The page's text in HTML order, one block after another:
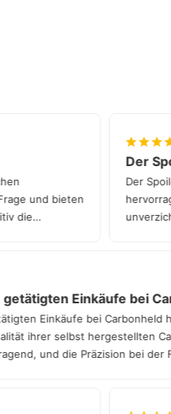
Sachen
Frage und bieten
die
Einkäufe bei
Einkäufe bei Carbonheld
selbst hergestellten
und die Präzision bei der